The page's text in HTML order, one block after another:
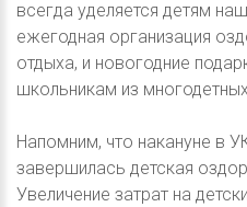
всегда уделяется детям
ежегодная организация
отдыха, и новогодние
школьникам из
Напомним, что накануне в
завершилась детская
Увеличение затрат на